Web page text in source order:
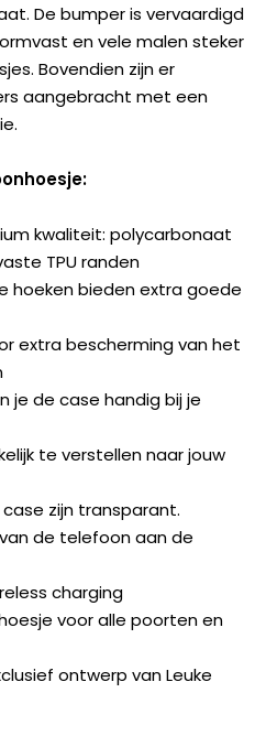
De bumper is vervaardigd
en vele malen steker
Bovendien zijn er
aangebracht met een
kwaliteit: polycarbonaat
TPU randen
hoeken bieden extra goede
extra bescherming van het
je de case handig bij je
te verstellen naar jouw
zijn transparant.
de telefoon aan de
charging
voor alle poorten en
ontwerp van Leuke